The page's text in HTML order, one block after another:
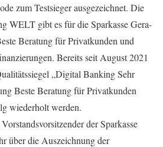
zum Testsieger ausgezeichnet. Die
WELT gibt es für die Sparkasse Gera-
Beratung für Privatkunden und
Bereits seit August 2021
„Digital Banking Sehr
Beste Beratung für Privatkunden
wiederholt werden.
der Sparkasse
über die Auszeichnung der